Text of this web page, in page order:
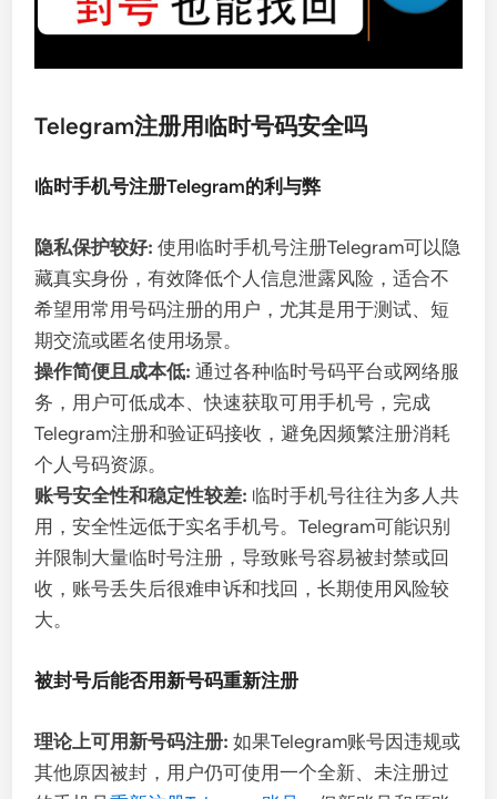
Telegram注册用临时号码安全吗
临时手机号注册Telegram的利与弊
隐私保护较好: 使用临时手机号注册Telegram可以隐
藏真实身份，有效降低个人信息泄露风险，适合不
希望用常用号码注册的用户，尤其是用于测试、短
期交流或匿名使用场景。
操作简便且成本低: 通过各种临时号码平台或网络服
务，用户可低成本、快速获取可用手机号，完成
Telegram注册和验证码接收，避免因频繁注册消耗
个人号码资源。
账号安全性和稳定性较差: 临时手机号往往为多人共
用，安全性远低于实名手机号。Telegram可能识别
并限制大量临时号注册，导致账号容易被封禁或回
收，账号丢失后很难申诉和找回，长期使用风险较
大。
被封号后能否用新号码重新注册
理论上可用新号码注册: 如果Telegram账号因违规或
其他原因被封，用户仍可使用一个全新、未注册过